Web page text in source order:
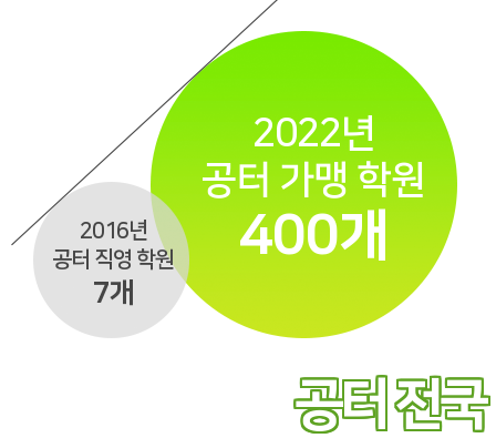
2016년
공터 직영 학원
7개
2022년
공터 가맹 학원
400개
공터 전국